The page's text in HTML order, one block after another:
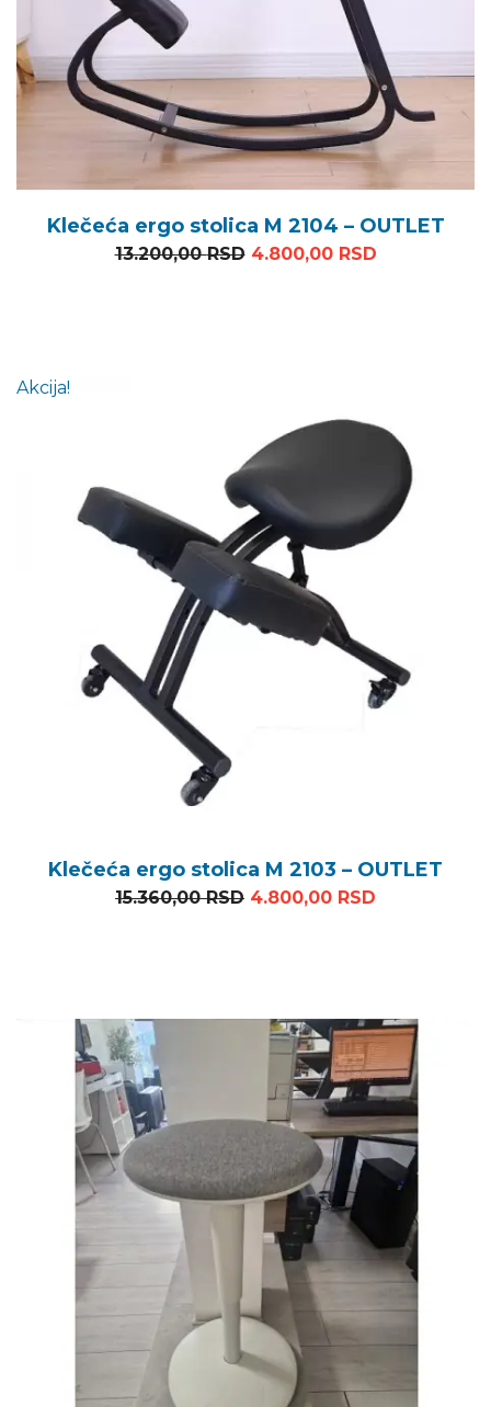
Klečeća ergo stolica M 2104 – OUTLET
13.200,00RSD Originalna cena je bila:
4.800,00 RSDTrenutna
Akcija!
Klečeća ergo stolica M 2103 – OUTLET
15.360,00RSD Originalna cena je bila:
4.800,00 RSD